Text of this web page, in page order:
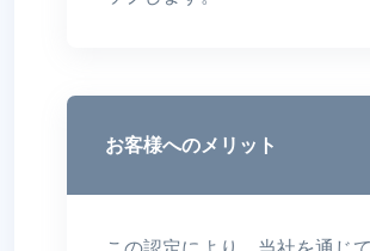
お客様へのメリット